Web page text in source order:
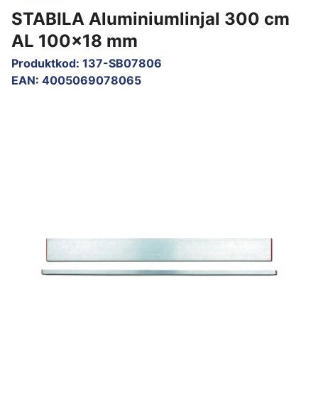
STABILA Aluminiumlinjal 300 cm
AL 100x18 mm
Produktkod: 137-SB07806
EAN: 4005069078065